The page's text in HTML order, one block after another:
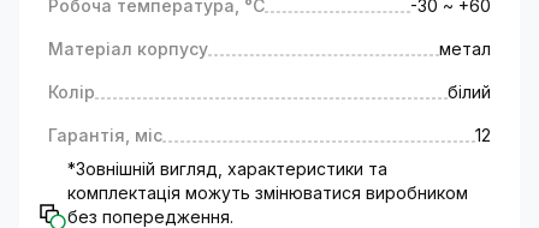
Доставка товару здійснюється по всій
території України в термін від 1 до 5 робочих
Повернення і обмін товару проводиться
відповідно до Закону України "Про захист
Робоча температура, °C -30 ~ +60
Матеріал корпусу метал
Колір білий
Гарантія, міс
12
*Зовнішній вигляд, характеристики та
комплектація можуть змінюватися виробником
без попередження.